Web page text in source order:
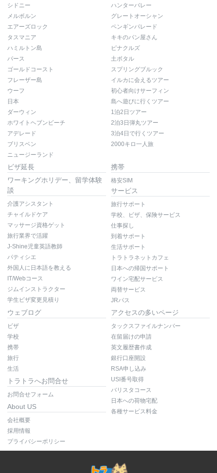
シドニー
メルボルン
エアーズロック
タスマニア
ハミルトン島
パース
ゴールドコースト
フレーザー島
ウーフ
日本
ダーウィン
ホワイトヘブンビーチ
アデレード
ブリスベン
ニュージーランド
ハンターバレー
グレートオーシャン
ペンギンパレード
キキのパン屋さん
ピナクルズ
土ボタル
スプリングブルック
イルカに会えるツアー
初心者向けサーフィン
島へ遊びに行くツアー
1泊2日ツアー
2泊3日弾丸ツアー
3泊4日で行くツアー
2000キロ一人旅
ビザ延長
ワーキングホリデー、留学体験
談
介護アシスタント
チャイルドケア
マッサージ資格ゲット
旅行業界で活躍
J-Shine児童英語教師
パティシエ
外国人に日本語を教える
IT/Webコース
ジムインストラクター
学生ビザ変更見積り
携帯
格安SIM
サービス
旅行サポート
学校、ビザ、保険サービス
仕事探し
到着サポート
生活サポート
トラトラネットカフェ
日本への帰国サポート
ワイン宅配サービス
両替サービス
JRパス
ウェブログ
ビザ
学校
携帯
旅行
生活
トラトラへお問合せ
お問合せフォーム
About US
会社概要
採用情報
プライバシーポリシー
アクセスの多いページ
タックスファイルナンバー
在留届けの申請
英文履歴書作成
銀行口座開設
RSA申し込み
USI番号取得
バリスタコース
日本への荷物宅配
各種サービス料金